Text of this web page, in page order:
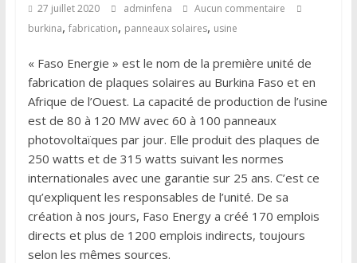
27 juillet 2020 adminfena
Aucun commentaire
burkina, fabrication, panneaux solaires, usine
« Faso Energie » est le nom de la première unité de
fabrication de plaques solaires au Burkina Faso et en
Afrique de l’Ouest. La capacité de production de l’usine
est de 80 à 120 MW avec 60 à 100 panneaux
photovoltaïques par jour. Elle produit des plaques de
250 watts et de 315 watts suivant les normes
internationales avec une garantie sur 25 ans. C’est ce
qu’expliquent les responsables de l’unité. De sa
création à nos jours, Faso Energy a créé 170 emplois
directs et plus de 1200 emplois indirects, toujours
selon les mêmes sources.